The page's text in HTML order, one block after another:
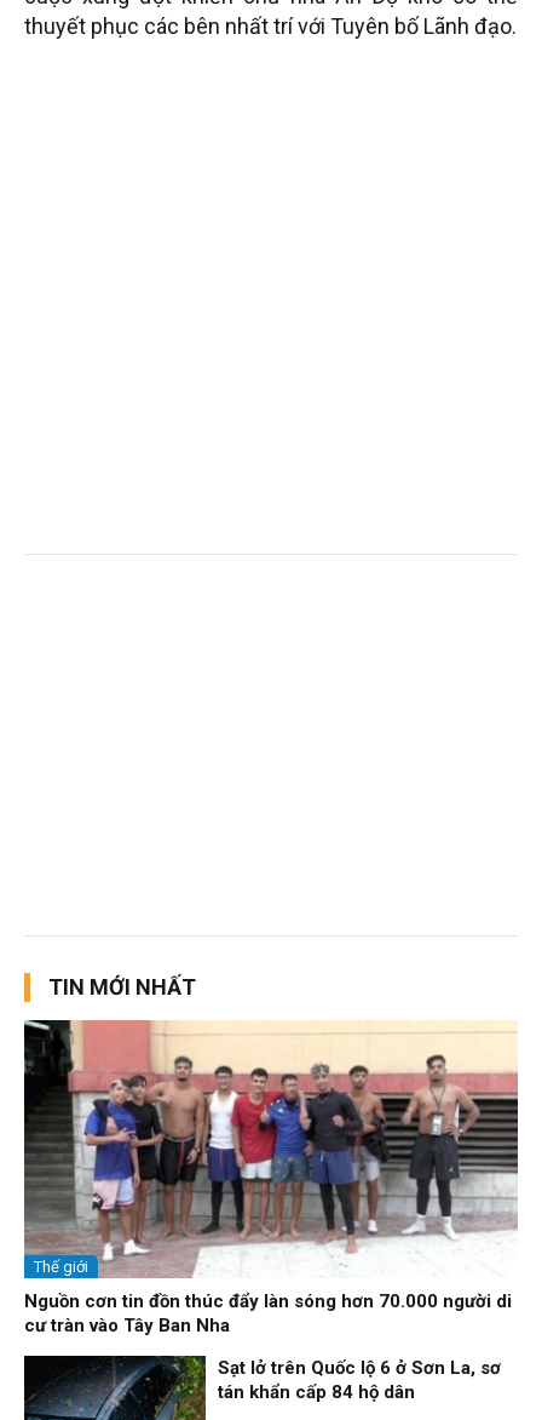
thuyết phục các bên nhất trí với Tuyên bố Lãnh đạo.
TIN MỚI NHẤT
Thế giới
Nguồn cơn tin đồn thúc đẩy làn sóng hơn 70.000 người di
cư tràn vào Tây Ban Nha
Sạt lở trên Quốc lộ 6 ở Sơn La, sơ
tán khẩn cấp 84 hộ dân